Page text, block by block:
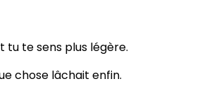
tu te sens plus légère.
chose lâchait enfin.